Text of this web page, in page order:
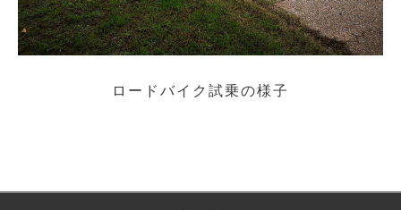
ロードバイク試乗の様子